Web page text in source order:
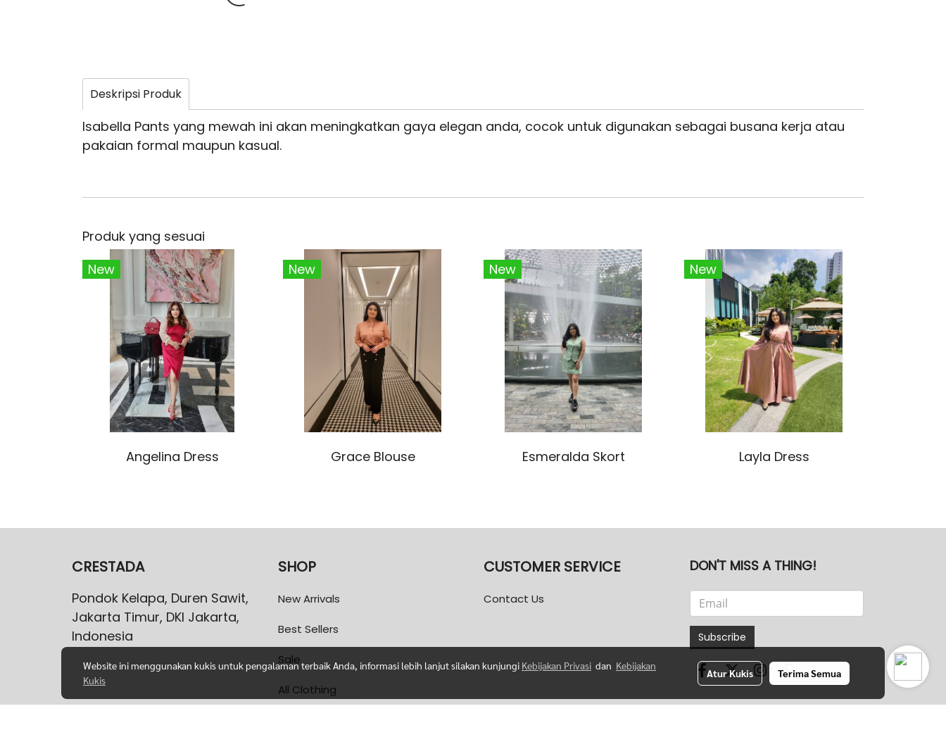
Deskripsi Produk
Isabella Pants yang mewah ini akan meningkatkan gaya elegan anda, cocok untuk digunakan sebagai busana kerja atau
pakaian formal maupun kasual.
Produk yang sesuai
New
Angelina Dress
New
Grace Blouse
New
Esmeralda Skort
New
Layla Dress
CRESTADA
Pondok Kelapa, Duren Sawit,
Jakarta Timur, DKI Jakarta,
Indonesia
SHOP
New Arrivals
Best Sellers
Sale
All Clothing
CUSTOMER SERVICE
Contact Us
DON'T MISS A THING!
Subscribe
Website ini menggunakan kukis untuk pengalaman terbaik Anda, informasi lebih lanjut silakan kunjungi Kebijakan Privasi dan Kebijakan
Kukis
Atur Kukis Terima Semua